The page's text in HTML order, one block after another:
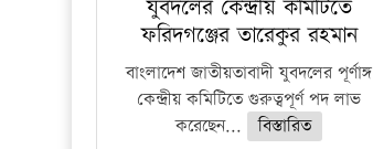
যুবদলের কেন্দ্রীয় কমিটিতে
ফরিদগঞ্জের তারেকুর রহমান
বাংলাদেশ জাতীয়তাবাদী যুবদলের পূর্ণাঙ্গ
কেন্দ্রীয় কমিটিতে গুরুত্বপূর্ণ পদ লাভ
করেছেন...
বিস্তারিত